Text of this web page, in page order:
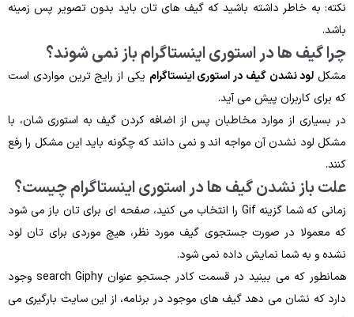
نکته: به خاطر داشته باشید که گیف های تان باید بدون تصویر پس زمینه
باشد.
چرا گیف ها در استوری اینستاگرام باز نمی شوند؟
مشکل لود نشدن گیف در استوری اینستاگرام یکی از رایج ترین مواردی است
که برای کاربران پیش می آید.
در بسیاری از موارد مخاطبان پس از اضافه کردن گیف به استوری شان، با
مشکل لود نشدن آن مواجه اند و نمی دانند که چگونه باید این مشکل را رفع
کنند.
علت باز نشدن گیف ها در استوری اینستاگرام چیست؟
زمانی که شما گزینه Gif را انتخاب می کنید، صفحه ای برای تان باز می شود
که معمولا در صورت جستجوی گیف مورد نظر، هیچ موردی برای تان لود
نشده و به شما نمایش داده نمی شود.
همانطور که می بینید در قسمت کادر جستجو عنوان search Giphy وجود
دارد که نشان می دهد گیف های موجود در برنامه، از این سایت بارگیری می